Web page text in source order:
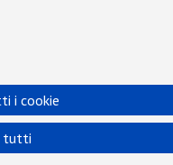
i cookie
tutti